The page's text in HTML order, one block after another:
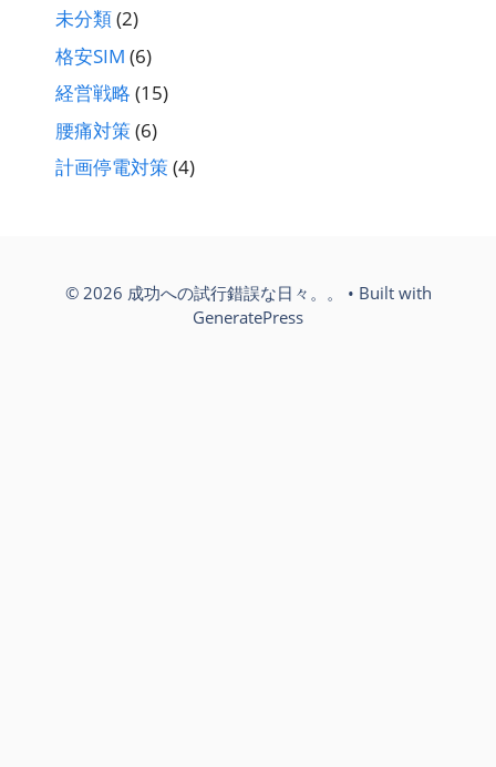
未分類(2)
格安SIM (6)
経営戦略 (15)
腰痛対策 (6)
計画停電対策 (4)
© 2026 成功への試行錯誤な日々。。
• Built with
GeneratePress